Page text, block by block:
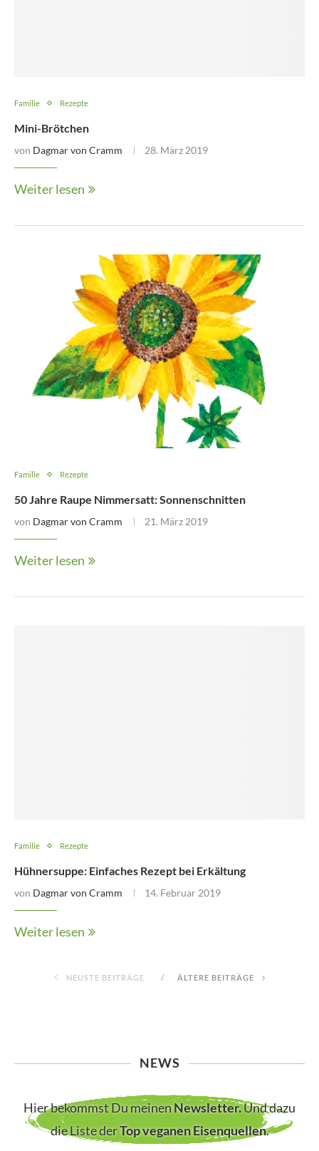
Familie Rezepte
Mini-Brötchen
von Dagmar von Cramm 28. März 2019
Weiter lesen
Familie Rezepte
50 Jahre Raupe Nimmersatt: Sonnenschnitten
von Dagmar von Cramm 21. März 2019
Weiter lesen
Familie Rezepte
Hühnersuppe: Einfaches Rezept bei Erkältung
von Dagmar von Cramm 14. Februar 2019
Weiter lesen
NEUSTE BEITRÄGE ÄLTERE BEITRÄGE
NEWS
Hier bekommst Du meinenNewsletter.Und dazu
die Liste derTop veganen Eisenquellen.